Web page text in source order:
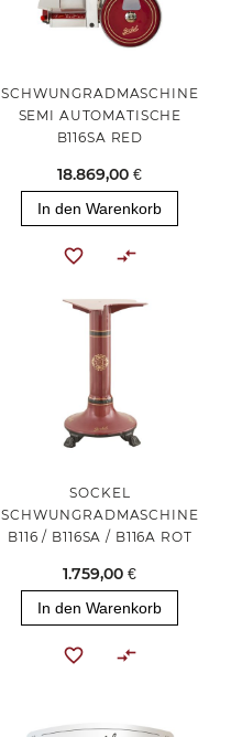
SCHWUNGRADMASCHINE
SEMI AUTOMATISCHE
B116SA RED
18.869,00 €
In den Warenkorb
SOCKEL
SCHWUNGRADMASCHINE
B116 / B116SA / B116A ROT
1.759,00 €
In den Warenkorb